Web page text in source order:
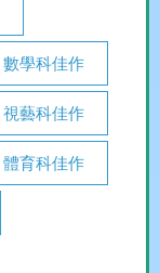
數學科佳作
視藝科佳作
體育科佳作